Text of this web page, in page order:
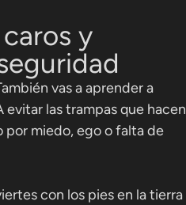
y
vas a aprender a
las trampas que hacen
por miedo, ego o falta de
con los pies en la tierra